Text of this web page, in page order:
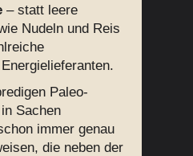
– statt leere
Nudeln und Reis
Paleo-
Sachen
immer genau
die neben der